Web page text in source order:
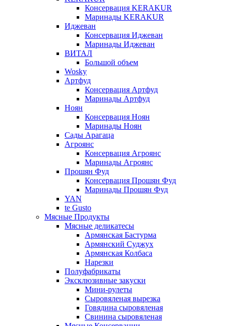
Консервация KERAKUR
Маринады KERAKUR
Иджеван
Консервация Иджеван
Маринады Иджеван
ВИТАЛ
Большой объем
Wosky
Артфуд
Консервация Артфуд
Маринады Артфуд
Ноян
Консервация Ноян
Маринады Ноян
Сады Арагаца
Агроянс
Консервация Агроянс
Маринады Агроянс
Прошян Фуд
Консервация Прошян Фуд
Маринады Прошян Фуд
YAN
te Gusto
Мясные Продукты
Мясные деликатесы
Армянская Бастурма
Армянский Суджух
Армянская Колбаса
Нарезки
Полуфабрикаты
Эксклюзивные закуски
Мини-рулеты
Сыровяленая вырезка
Говядина сыровяленая
Свинина сыровяленая